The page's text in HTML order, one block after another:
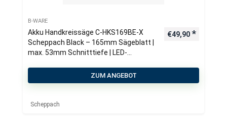
B-WARE
Akku Handkreissäge C-HKS169BE-X
Scheppach Black – 165mm Sägeblatt |
max. 53mm Schnitttiefe | LED-
€49,90
ZUM ANGEBOT
Scheppach